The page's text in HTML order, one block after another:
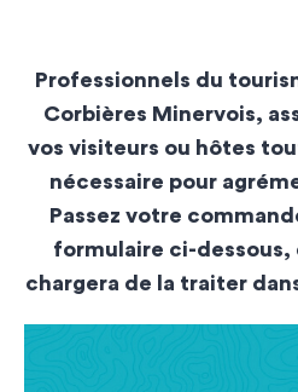
Professionnels du
Corbières Minervois,
vos visiteurs ou hôtes
nécessaire pour
Passez votre
formulaire ci-dessous,
chargera de la traiter